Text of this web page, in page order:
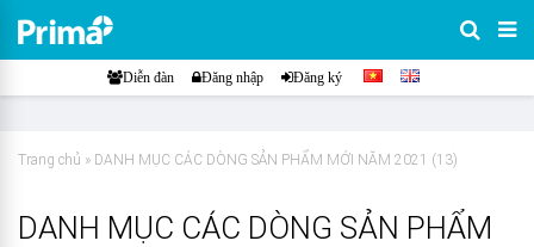
Diễn đàn Đăng nhập Đăng ký
Trang chủ » DANH MỤC CÁC DÒNG SẢN PHẨM MỚI NĂM 2021 (13)
DANH MỤC CÁC DÒNG SẢN PHẨM